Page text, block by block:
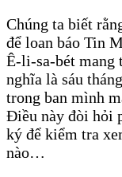
Chúng ta biết
để loan báo Tin
Ê-li-sa-bét mang
nghĩa là sáu
trong ban mình
Điều này đòi hỏi
ký để kiểm tra
nào…